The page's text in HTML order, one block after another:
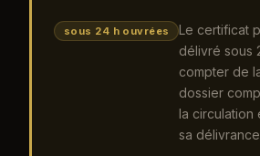
sous 24 h ouvrées
Le certificat
délivré sous
compter de
dossier
la circulation
sa